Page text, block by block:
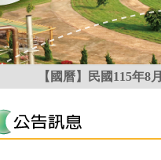
【國曆】民國115年8